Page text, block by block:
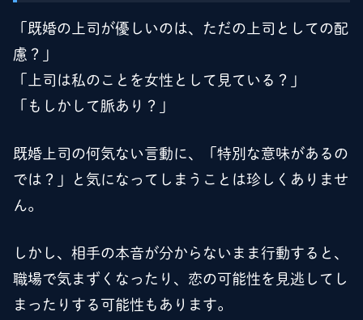
「既婚の上司が優しいのは、ただの上司としての配
慮？」
「上司は私のことを女性として見ている？」
「もしかして脈あり？」
既婚上司の何気ない言動に、「特別な意味があるの
では？」と気になってしまうことは珍しくありませ
ん。
しかし、相手の本音が分からないまま行動すると、
職場で気まずくなったり、恋の可能性を見逃してし
まったりする可能性もあります。